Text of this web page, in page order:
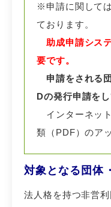
※申請に関して
ております。
助成申請シス
要です。
申請をされる
Dの発行申請をし
インターネッ
類（PDF）のア
対象となる団体
法人格を持つ非営